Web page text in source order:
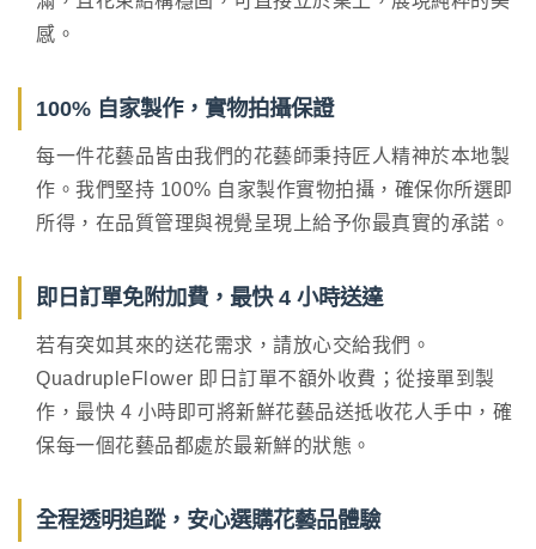
感。
100% 自家製作，實物拍攝保證
每一件花藝品皆由我們的花藝師秉持匠人精神於本地製
作。我們堅持 100% 自家製作實物拍攝，確保你所選即
所得，在品質管理與視覺呈現上給予你最真實的承諾。
即日訂單免附加費，最快 4 小時送達
若有突如其來的送花需求，請放心交給我們。
QuadrupleFlower 即日訂單不額外收費；從接單到製
作，最快 4 小時即可將新鮮花藝品送抵收花人手中，確
保每一個花藝品都處於最新鮮的狀態。
全程透明追蹤，安心選購花藝品體驗